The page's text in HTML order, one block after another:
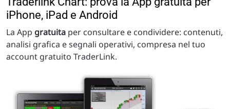
iPhone, iPad e Android
La App gratuita per consultare e condividere: contenuti,
analisi grafica e segnali operativi, compresa nel tuo
account gratuito TraderLink.